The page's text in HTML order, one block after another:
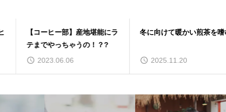
【コーヒー部】産地堪能にラ
テまでやっちゃうの！？?
2023.06.06
冬に向けて暖かい煎茶を嗜む
2025.11.20